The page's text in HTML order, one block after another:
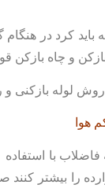
کرد در
و چاه بازکن
لوله
هوا
فاضلاب با
را بیشتر کنند